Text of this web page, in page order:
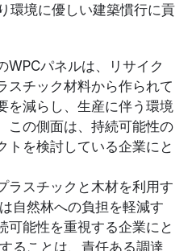
環境に優しい建築慣行に貢
WPCパネルは、リサイク
スチック材料から作られて
を減らし、生産に伴う環境
この側面は、持続可能性の
トを検討している企業にと
ラスチックと木材を利用す
自然林への負担を軽減す
可能性を重視する企業にと
ることは、責任ある調達